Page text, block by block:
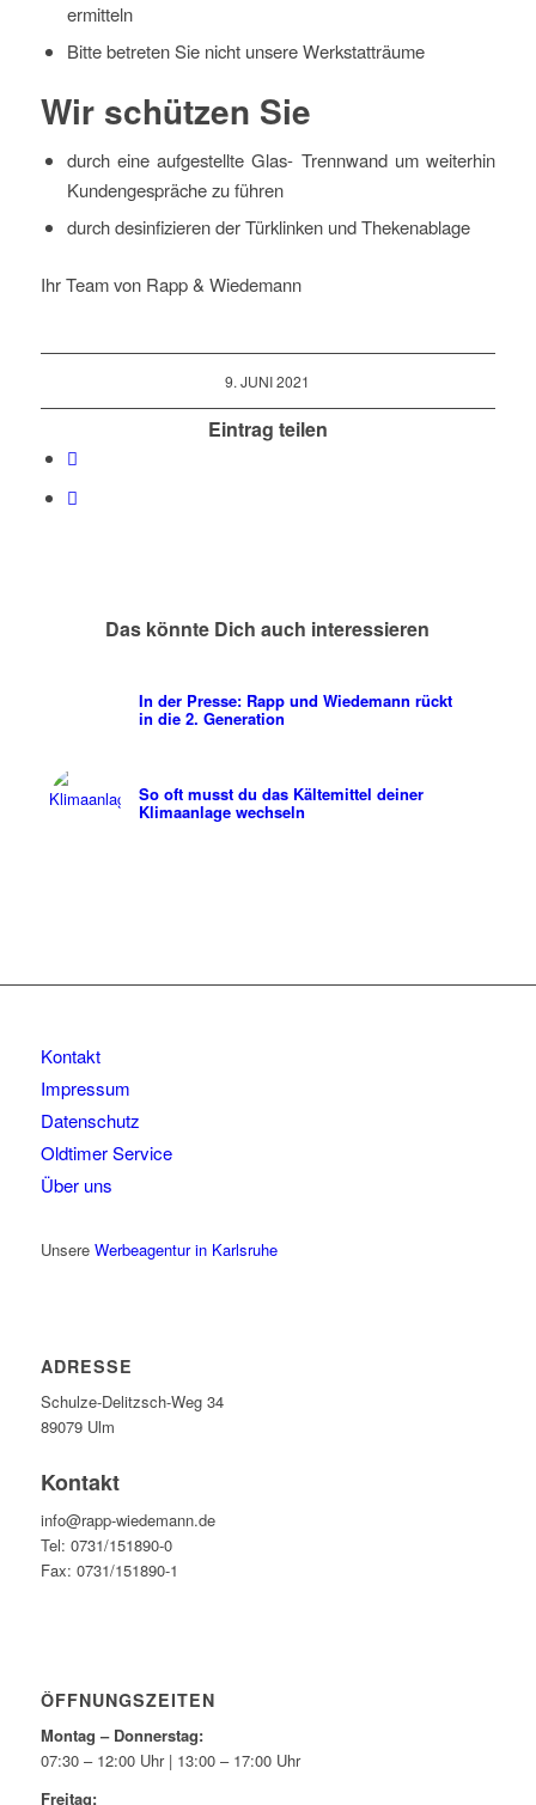
ermitteln
Bitte betreten Sie nicht unsere Werkstatträume
Wir schützen Sie
durch eine aufgestellte Glas- Trennwand um weiterhin
Kundengespräche zu führen
durch desinfizieren der Türklinken und Thekenablage
Ihr Team von Rapp & Wiedemann
9. JUNI 2021
Eintrag teilen
Das könnte Dich auch interessieren
In der Presse: Rapp und Wiedemann rückt
in die 2. Generation
So oft musst du das Kältemittel deiner
Klimaanlage wechseln
Kontakt
Impressum
Datenschutz
Oldtimer Service
Über uns
Unsere Werbeagentur in Karlsruhe
ADRESSE
Schulze-Delitzsch-Weg 34
89079 Ulm
Kontakt
info@rapp-wiedemann.de
Tel: 0731/151890-0
Fax: 0731/151890-1
ÖFFNUNGSZEITEN
Montag – Donnerstag:
07:30 – 12:00 Uhr | 13:00 – 17:00 Uhr
Freitag: